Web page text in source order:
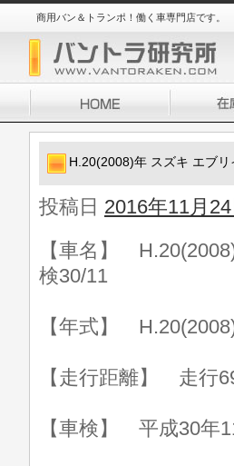
商用バン＆トランポ！働く車専門店です。
H.20(2008)年 スズキ エブ
投稿日 2016年11月24
【車名】
検30/11
【年式】
【走行距離】 走行
【車検】 平成30年